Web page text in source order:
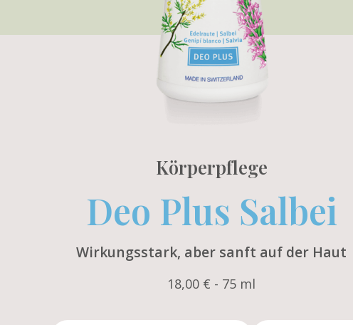
Körperpflege
Deo Plus Salbei
Wirkungsstark, aber sanft auf der Haut
18,00 € - 75 ml